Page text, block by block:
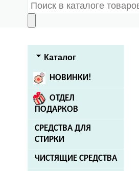
Каталог
НОВИНКИ!
ОТДЕЛ
ПОДАРКОВ
СРЕДСТВА ДЛЯ
СТИРКИ
ЧИСТЯЩИЕ СРЕДСТВА